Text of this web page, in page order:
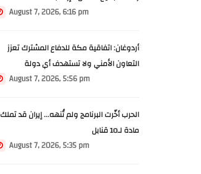
August 7, 2026, 6:16 pm
أردوغان: اتفاقية مكة للدفاع المشترك تعزز
التعاون الأمني ولا تستهدف أي دولة
August 7, 2026, 5:56 pm
الحرب أخّرت البرنامج ولم تُنهه... إيران قد تملك
مادة لـ10 قنابل
August 7, 2026, 5:35 pm